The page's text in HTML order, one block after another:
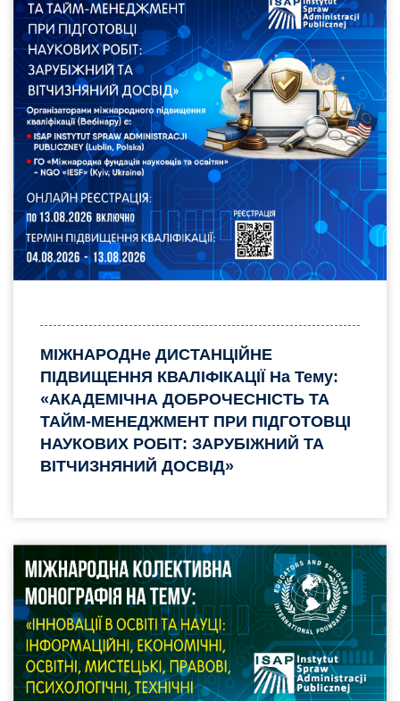
МІЖНАРОДНе ДИСТАНЦІЙНЕ
ПІДВИЩЕННЯ КВАЛІФІКАЦІЇ На Тему:
«АКАДЕМІЧНА ДОБРОЧЕСНІСТЬ ТА
ТАЙМ-МЕНЕДЖМЕНТ ПРИ ПІДГОТОВЦІ
НАУКОВИХ РОБІТ: ЗАРУБІЖНИЙ ТА
ВІТЧИЗНЯНИЙ ДОСВІД»